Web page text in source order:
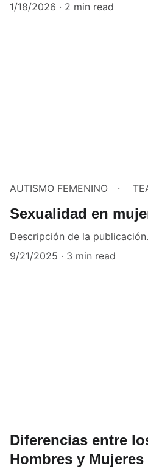
1/18/2026
2 min read
AUTISMO FEMENINO
Sexualidad en
Descripción de la publicación.
9/21/2025
3 min read
Diferencias entre
Hombres y